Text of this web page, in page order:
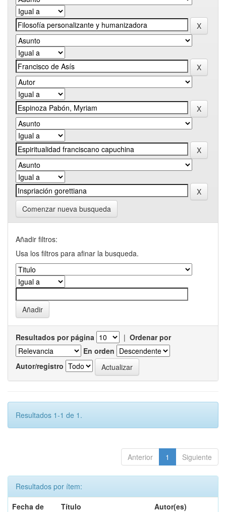
Comenzar nueva busqueda
Añadir filtros:
Usa los filtros para afinar la busqueda.
Resultados por página | Ordenar por
En orden
Autor/registro
Resultados 1-1 de 1.
Anterior 1 Siguiente
Resultados por ítem:
Fecha de
Título Autor(es)